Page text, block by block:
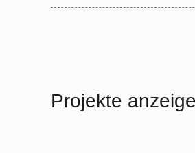
Projekte